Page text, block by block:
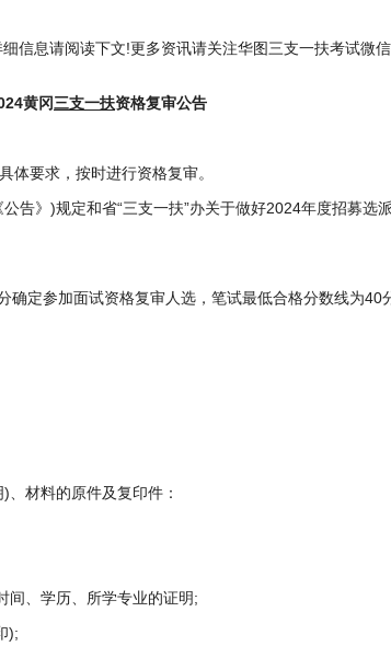
细信息请阅读下文!更多资讯请关注华图三支一扶考试微
黄冈三支一扶资格复审公告
要求，按时进行资格复审。
》)规定和省“三支一扶”办关于做好2024年度招募选
参加面试资格复审人选，笔试最低合格分数线为40
材料的原件及复印件：
、学历、所学专业的证明;
);